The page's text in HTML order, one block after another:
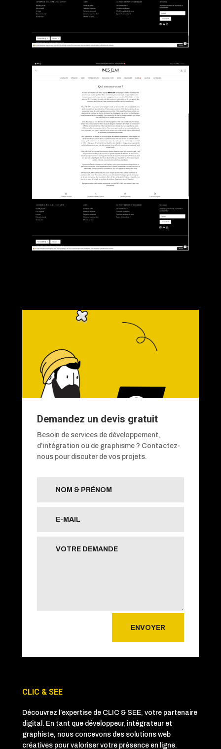
Demandez un devis gratuit
Besoin de services de développement,
d’intégration ou de graphisme ? Contactez-
nous pour discuter de vos projets.
ENVOYER
CLIC & SEE
Découvrez l’expertise de CLIC & SEE, votre partenaire
digital. En tant que développeur, intégrateur et
graphiste, nous concevons des solutions web
créatives pour valoriser votre présence en ligne.